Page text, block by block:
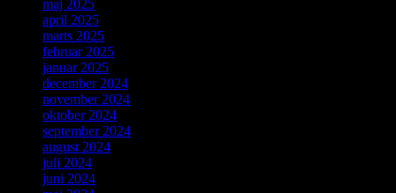
maj 2025
april 2025
marts 2025
februar 2025
januar 2025
december 2024
november 2024
oktober 2024
september 2024
august 2024
juli 2024
juni 2024